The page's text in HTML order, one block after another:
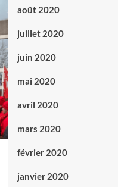
août 2020
juillet 2020
juin 2020
mai 2020
avril 2020
mars 2020
février 2020
janvier 2020